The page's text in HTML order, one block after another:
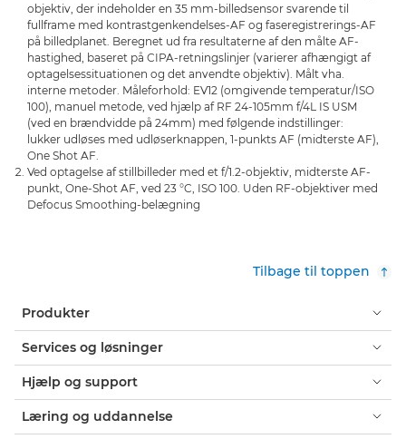
objektiv, der indeholder en 35 mm-billedsensor svarende til
fullframe med kontrastgenkendelses-AF og faseregistrerings-AF
på billedplanet. Beregnet ud fra resultaterne af den målte AF-
hastighed, baseret på CIPA-retningslinjer (varierer afhængigt af
optagelsessituationen og det anvendte objektiv). Målt vha.
interne metoder. Måleforhold: EV12 (omgivende temperatur/ISO
100), manuel metode, ved hjælp af RF 24-105mm f/4L IS USM
(ved en brændvidde på 24mm) med følgende indstillinger:
lukker udløses med udløserknappen, 1-punkts AF (midterste AF),
One Shot AF.
Ved optagelse af stillbilleder med et f/1.2-objektiv, midterste AF-
punkt, One-Shot AF, ved 23 °C, ISO 100. Uden RF-objektiver med
Defocus Smoothing-belægning
Tilbage til toppen
Produkter
Services og løsninger
Hjælp og support
Læring og uddannelse